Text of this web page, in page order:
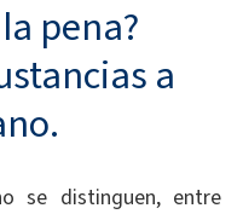
pena?
a
se distinguen, entre